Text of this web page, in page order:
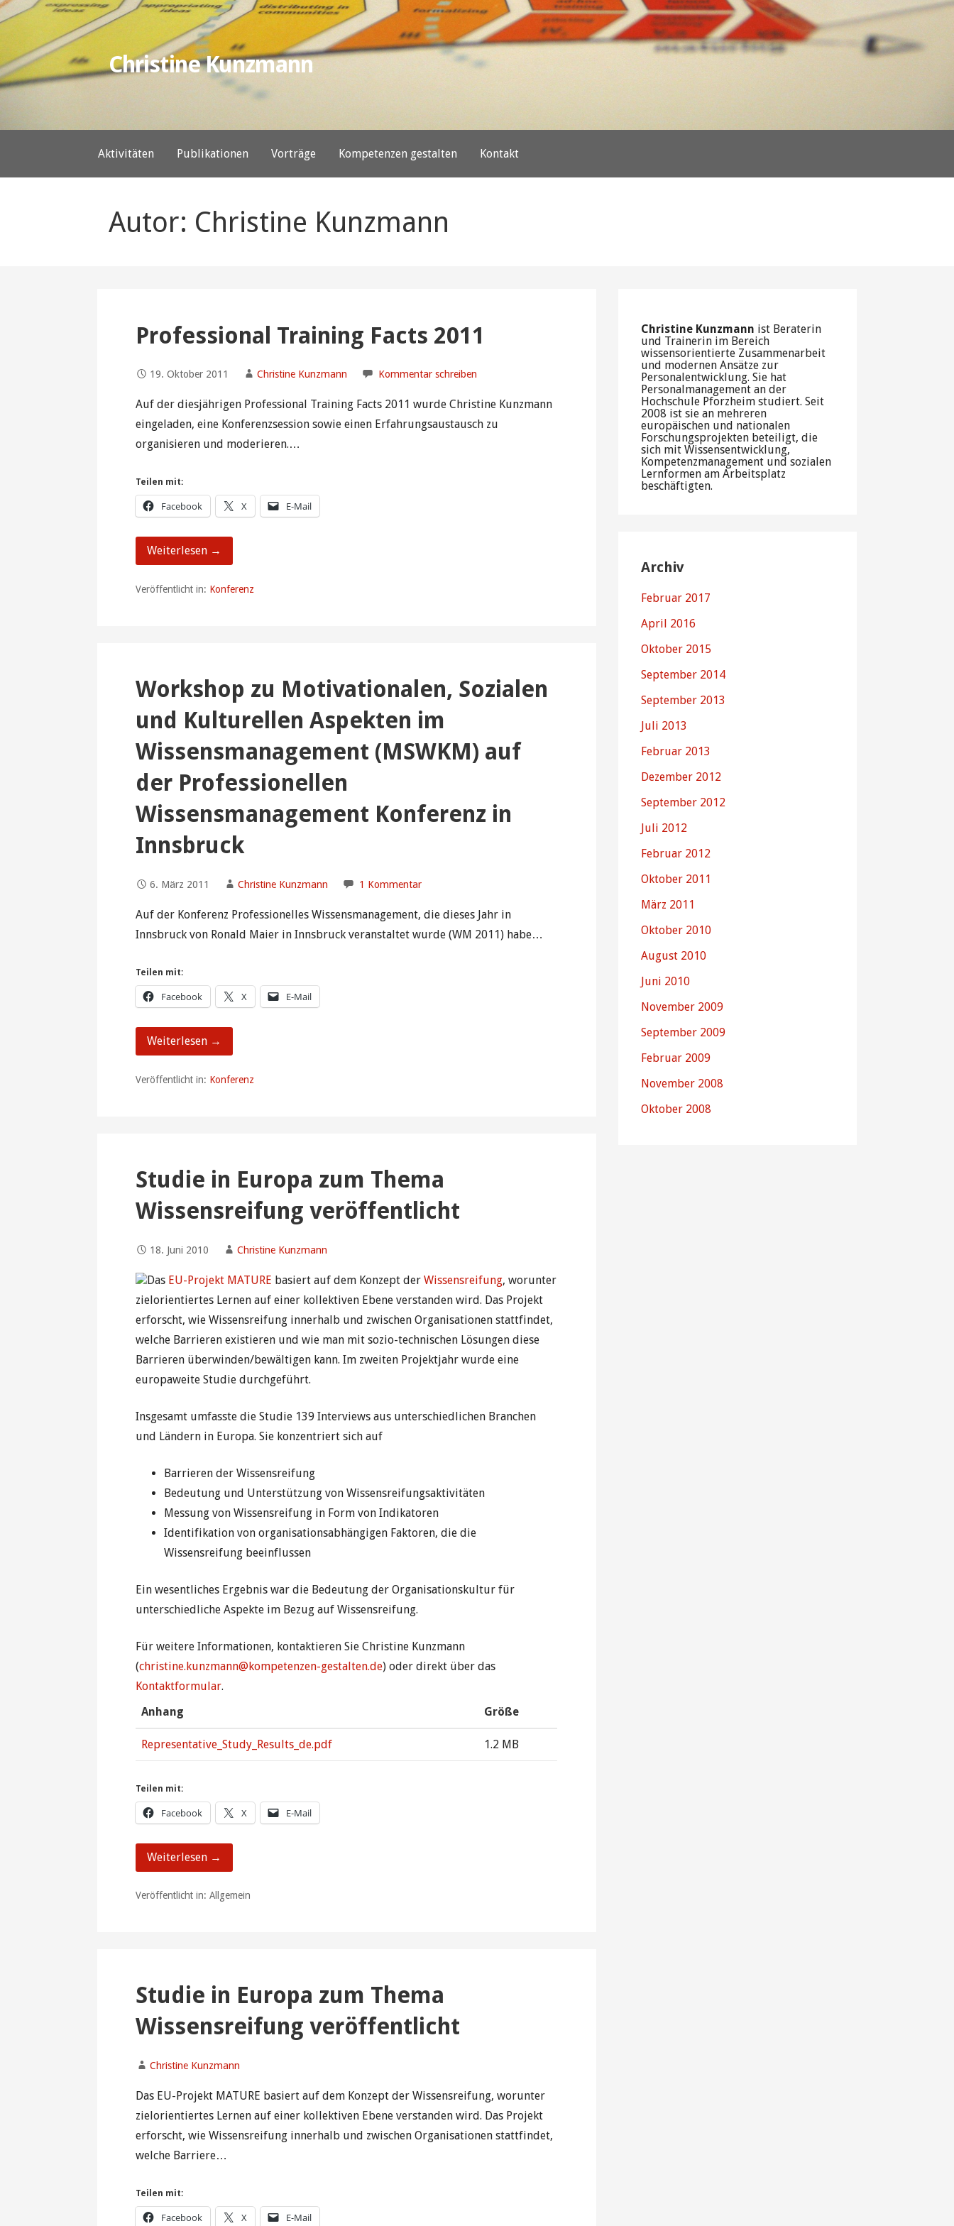
Zum
Inhalt
springen
Christine Kunzmann
Aktivitäten Publikationen Vorträge Kompetenzen gestalten Kontakt
Autor: Christine Kunzmann
Professional Training Facts 2011
19. Oktober 2011 Christine Kunzmann Kommentar schreiben
Auf der diesjährigen Professional Training Facts 2011 wurde Christine Kunzmann
eingeladen, eine Konferenzsession sowie einen Erfahrungsaustausch zu
organisieren und moderieren.…
Teilen mit:
Facebook X E-Mail
Weiterlesen →
Veröffentlicht in: Konferenz
Workshop zu Motivationalen, Sozialen
und Kulturellen Aspekten im
Wissensmanagement (MSWKM) auf
der Professionellen
Wissensmanagement Konferenz in
Innsbruck
6. März 2011 Christine Kunzmann 1 Kommentar
Auf der Konferenz Professionelles Wissensmanagement, die dieses Jahr in
Innsbruck von Ronald Maier in Innsbruck veranstaltet wurde (WM 2011) habe…
Teilen mit:
Facebook X E-Mail
Weiterlesen →
Veröffentlicht in: Konferenz
Studie in Europa zum Thema
Wissensreifung veröffentlicht
18. Juni 2010 Christine Kunzmann
Das EU-Projekt MATURE basiert auf dem Konzept derWissensreifung, worunter
zielorientiertes Lernen auf einer kollektiven Ebene verstanden wird. Das Projekt
erforscht, wie Wissensreifung innerhalb und zwischen Organisationen stattfindet,
welche Barrieren existieren und wie man mit sozio-technischen Lösungen diese
Barrieren überwinden/bewältigen kann. Im zweiten Projektjahr wurde eine
europaweite Studie durchgeführt.
Insgesamt umfasste die Studie 139 Interviews aus unterschiedlichen Branchen
und Ländern in Europa. Sie konzentriert sich auf
Barrieren der Wissensreifung
Bedeutung und Unterstützung von Wissensreifungsaktivitäten
Messung von Wissensreifung in Form von Indikatoren
Identifikation von organisationsabhängigen Faktoren, die die
Wissensreifung beeinflussen
Ein wesentliches Ergebnis war die Bedeutung der Organisationskultur für
unterschiedliche Aspekte im Bezug auf Wissensreifung.
Für weitere Informationen, kontaktieren Sie Christine Kunzmann
(christine.kunzmann@kompetenzen-gestalten.de) oder direkt über das
Kontaktformular.
Anhang
Größe
Representative_Study_Results_de.pdf 1.2 MB
Teilen mit:
Facebook X E-Mail
Weiterlesen →
Veröffentlicht in: Allgemein
Studie in Europa zum Thema
Wissensreifung veröffentlicht
Christine Kunzmann
Das EU-Projekt MATURE basiert auf dem Konzept der Wissensreifung, worunter
zielorientiertes Lernen auf einer kollektiven Ebene verstanden wird. Das Projekt
erforscht, wie Wissensreifung innerhalb und zwischen Organisationen stattfindet,
welche Barriere…
Teilen mit:
Facebook X E-Mail
Christine Kunzmann ist Beraterin
und Trainerin im Bereich
wissensorientierte Zusammenarbeit
und modernen Ansätze zur
Personalentwicklung. Sie hat
Personalmanagement an der
Hochschule Pforzheim studiert. Seit
2008 ist sie an mehreren
europäischen und nationalen
Forschungsprojekten beteiligt, die
sich mit Wissensentwicklung,
Kompetenzmanagement und sozialen
Lernformen am Arbeitsplatz
beschäftigten.
Archiv
Februar 2017
April 2016
Oktober 2015
September 2014
September 2013
Juli 2013
Februar 2013
Dezember 2012
September 2012
Juli 2012
Februar 2012
Oktober 2011
März 2011
Oktober 2010
August 2010
Juni 2010
November 2009
September 2009
Februar 2009
November 2008
Oktober 2008